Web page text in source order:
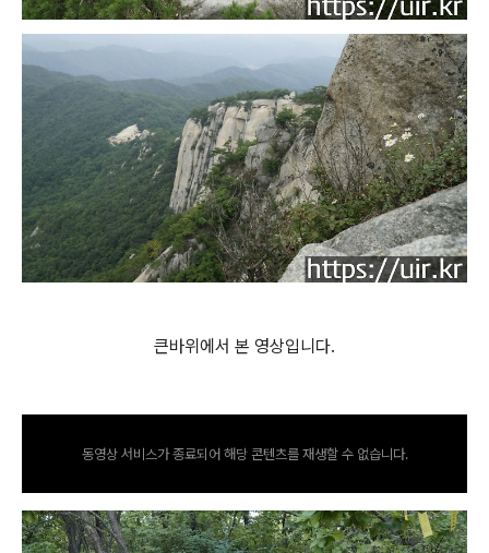
큰바위에서 본 영상입니다.
동영상 서비스가 종료되어 해당 콘텐츠를 재생할 수 없습니다.